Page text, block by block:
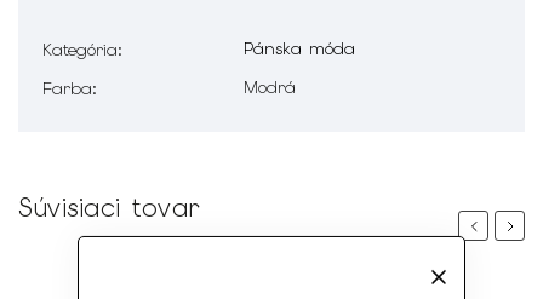
Kategória:
Pánska móda
Farba: Modrá
Súvisiaci tovar
PreviousNext